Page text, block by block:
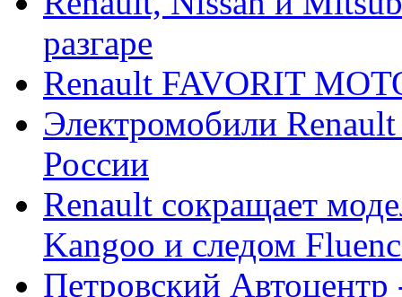
разгаре
Renault FAVORIT
Электромобили
России
Renault сокращает
Kangoo и следом
Петровский